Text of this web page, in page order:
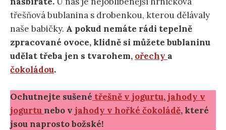
třešňová bublanina s drobenkou, kterou dělávaly
naše babičky. A pokud nemáte rádi tepelně
zpracované ovoce, klidně si můžete bublaninu
udělat třeba jen s tvarohem, ořechy a
čokoládou.
Ochutnejte sušené třešně v jogurtu, jahody v
jogurtunebo v jahody v hořké čokoládě, které
jsou naprosto božské!